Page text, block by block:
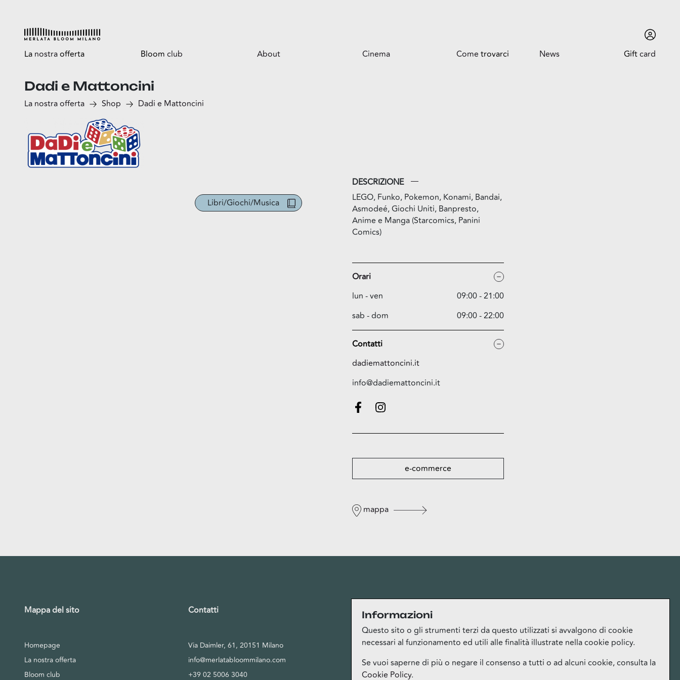
La nostraofferta
Esplora
Shop
Fun
Sport
Esselunga
Bloom club
Tutti i vantaggi
Bloomtasty
About Cinema Come trovarci News Giftcard
Dadi e Mattoncini
La nostra offerta Shop Dadi e Mattoncini
Libri/Giochi/Musica
DESCRIZIONE
LEGO, Funko, Pokemon, Konami, Bandai,
Asmodeé, Giochi Uniti, Banpresto,
Anime e Manga (Starcomics, Panini
Comics)
Orari
lun - ven
09:00 - 21:00
sab - dom
09:00 - 22:00
Contatti
dadiemattoncini.it
info@dadiemattoncini.it
e-commerce
mappa
Informazioni
Questo sito o gli strumenti terzi da questo utilizzati si avvalgono di cookie
necessari al funzionamento ed utili alle finalità illustrate nella cookie policy.
Se vuoi saperne di più o negare il consenso a tutti o ad alcuni cookie, consulta la
Cookie Policy.
Mappa del sito
Homepage
La nostra offerta
Bloom club
Contatti
Via Daimler, 61, 20151 Milano
info@merlatabloommilano.com
+39 02 5006 3040
Privacy
Privacy Policy
Cookie Policy
Termini del servizio Bloom Club
Lavora con noi
Ufficio Stampa